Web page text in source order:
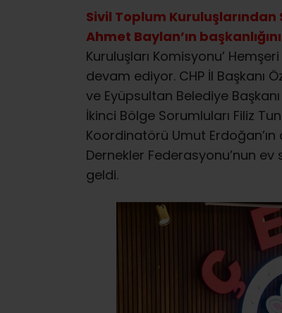
Sivil Toplum Kuruluşlarından
Ahmet Baylan’ın
Kuruluşları Komisyonu’
devam ediyor. CHP İl Başkanı
ve Eyüpsultan Belediye
İkinci Bölge Sorumluları Filiz
Koordinatörü Umut
Dernekler Federasyonu’nun
geldi.